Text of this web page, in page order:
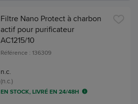
Filtre Nano Protect à charbon
actif pour purificateur
AC1215/10
Référence : 136309
n.c.
(n.c.)
EN STOCK, LIVRÉ EN 24/48H